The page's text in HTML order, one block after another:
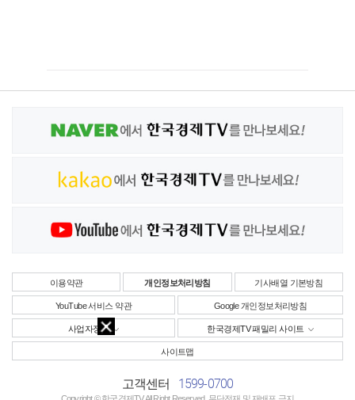
이용약관 개인정보처리방침 기사배열 기본방침
YouTube 서비스 약관 Google 개인정보처리방침
사업자정보 한국경제TV 패밀리 사이트
사이트맵
고객센터 1599-0700
Copyright © 한국경제TV All Right Reserved. 무단전재 및 재배포 금지